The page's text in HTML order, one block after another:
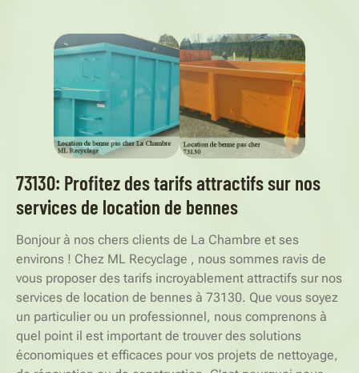
73130: Profitez des tarifs attractifs sur nos
services de location de bennes
Bonjour à nos chers clients de La Chambre et ses
environs ! Chez ML Recyclage , nous sommes ravis de
vous proposer des tarifs incroyablement attractifs sur nos
services de location de bennes à 73130. Que vous soyez
un particulier ou un professionnel, nous comprenons à
quel point il est important de trouver des solutions
économiques et efficaces pour vos projets de nettoyage,